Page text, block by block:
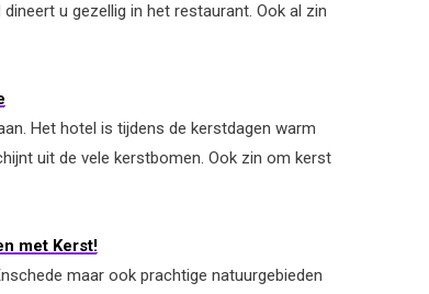
u gezellig in het restaurant. Ook al zin
Het hotel is tijdens de kerstdagen warm
uit de vele kerstbomen. Ook zin om kerst
met Kerst!
maar ook prachtige natuurgebieden